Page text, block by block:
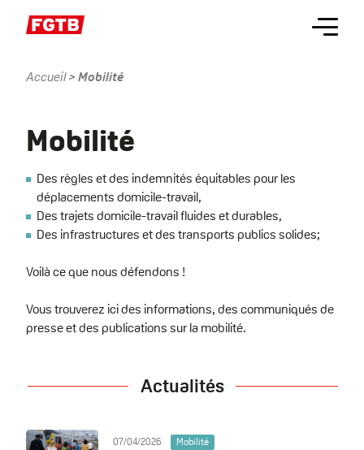
Menu
Accueil Mobilité
Name
Mobilité
Des règles et des indemnités équitables pour les
déplacements domicile-travail,
Des trajets domicile-travail fluides et durables,
Des infrastructures et des transports publics solides;
Voilà ce que nous défendons !
Vous trouverez ici des informations, des communiqués de
presse et des publications sur la mobilité.
Actualités
07/04/2026 Mobilité